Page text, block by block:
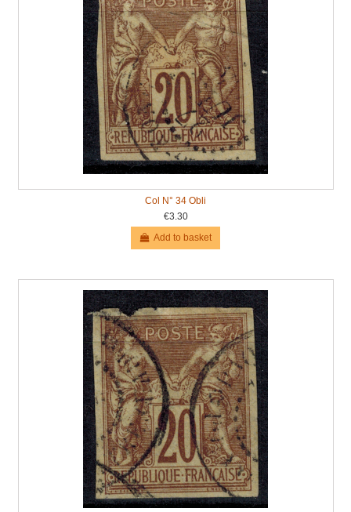
Col N° 34 Obli
€3.30
Add to basket